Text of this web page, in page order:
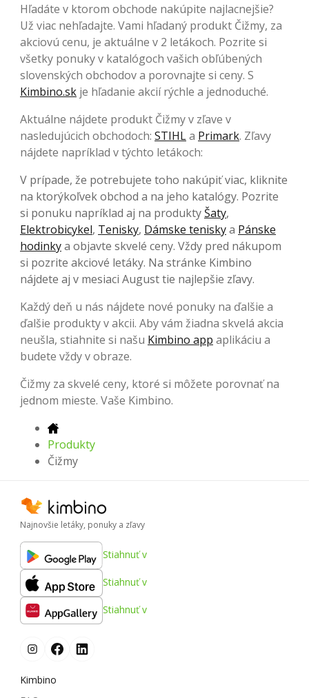
Hľadáte v ktorom obchode nakúpite najlacnejšie?
Už viac nehľadajte. Vami hľadaný produkt Čižmy, za
akciovú cenu, je aktuálne v 2 letákoch. Pozrite si
všetky ponuky v katalógoch vašich obľúbených
slovenských obchodov a porovnajte si ceny. S
Kimbino.sk je hľadanie akcií rýchle a jednoduché.
Aktuálne nájdete produkt Čižmy v zľave v
nasledujúcich obchodoch: STIHLa Primark. Zľavy
nájdete napríklad v týchto letákoch:
V prípade, že potrebujete toho nakúpiť viac, kliknite
na ktorýkoľvek obchod a na jeho katalógy. Pozrite
si ponuku napríklad aj na produktyŠaty,
Elektrobicykel, Tenisky, Dámske teniskya Pánske
hodinkya objavte skvelé ceny. Vždy pred nákupom
si pozrite akciové letáky. Na stránke Kimbino
nájdete aj v mesiaci August tie najlepšie zľavy.
Každý deň u nás nájdete nové ponuky na ďalšie a
ďalšie produkty v akcii. Aby vám žiadna skvelá akcia
neušla, stiahnite si našu Kimbino app aplikáciu a
budete vždy v obraze.
Čižmy za skvelé ceny, ktoré si môžete porovnať na
jednom mieste. Vaše Kimbino.
Produkty
Čižmy
Najnovšie letáky, ponuky a zľavy
Stiahnuť v
Stiahnuť v
Stiahnuť v
Kimbino